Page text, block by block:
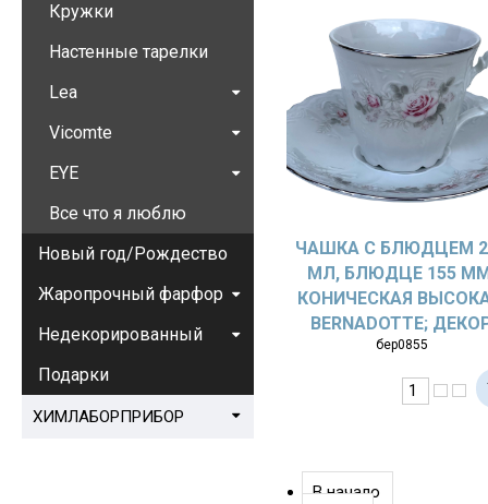
ЧАШКА С БЛЮДЦЕМ
МЛ, БЛЮДЦЕ 155
КОНИЧЕСКАЯ
BERNADOTTE;
«БЛЕДНЫЕ РОЗЫ,
ОТВОДКА»
бер0855
В начало
Кружки
Настенные тарелки
Lea
Vicomte
EYE
Все что я люблю
Новый год/Рождество
Жаропрочный фарфор
Недекорированный
Подарки
ХИМЛАБОРПРИБОР